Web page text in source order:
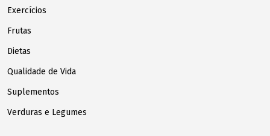
Exercícios
Frutas
Dietas
Qualidade de Vida
Suplementos
Verduras e Legumes